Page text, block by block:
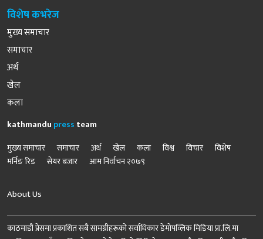
विशेष कभरेज
मुख्य समाचार
समाचार
अर्थ
खेल
कला
kathmandu press team
मुख्य समाचार
समाचार अर्थ खेल कला विश्व विचार
विशेष
मर्निङ रिड
सेयर बजार आम निर्वाचन २०७९
About Us
काठमाडौं प्रेसमा प्रकाशित सबै सामग्रीहरूको सर्वाधिकार डेमोपव्लिक मिडिया प्रा.लि.मा